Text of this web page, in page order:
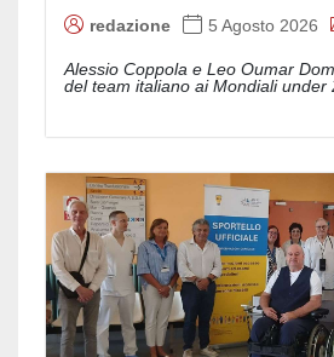
redazione 5 Agosto 2026
Alessio Coppola e Leo Oumar
del team italiano ai Mondiali under